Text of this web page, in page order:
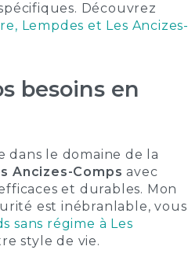
Découvrez
Lempdes et Les Ancizes-
besoins en
dans le domaine de la
Ancizes-Comps avec
et durables. Mon
est inébranlable, vous
sans régime à Les
style de vie.